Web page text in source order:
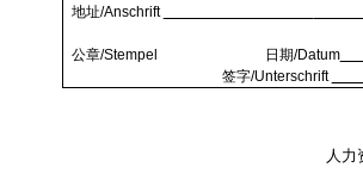
地址/Anschrift
公章/Stempel 日期/Datum
签字/Unterschrift
人力